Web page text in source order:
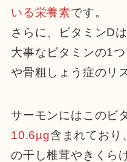
いる栄養素です。
さらに、ビタミンD
大事なビタミンの1
や骨粗しょう症のリ
サーモンにはこのビ
10.6µg含まれており
の干し椎茸やきくら